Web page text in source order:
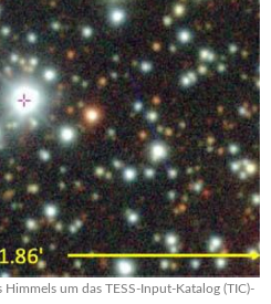
um das TESS-Input-Katalog (TIC)-